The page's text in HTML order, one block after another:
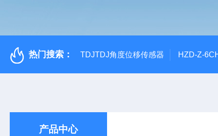
热门搜索： TDJTDJ角度位移传感器 HZD-Z-
产品中心